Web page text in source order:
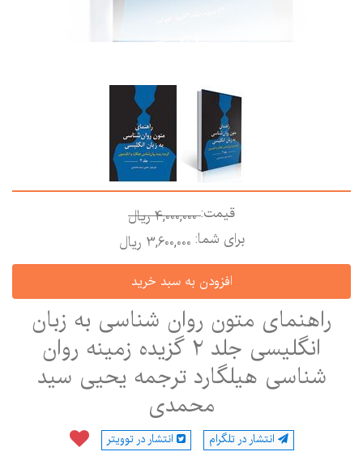
قیمت:4,000,000 ريال
برای شما:3,600,000 ريال
راهنمای متون روان شناسی به زبان
انگلیسی جلد 2 گزیده زمینه روان
شناسی هیلگارد ترجمه یحیی سید
محمدی
انتشار در تلگرام انتشار در توویتر